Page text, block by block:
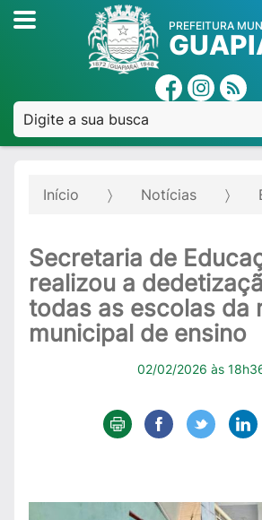
PREFEITURA
Início Notícias
Secretaria de
realizou a
todas as escolas da
municipal de ensino
02/02/2026 às